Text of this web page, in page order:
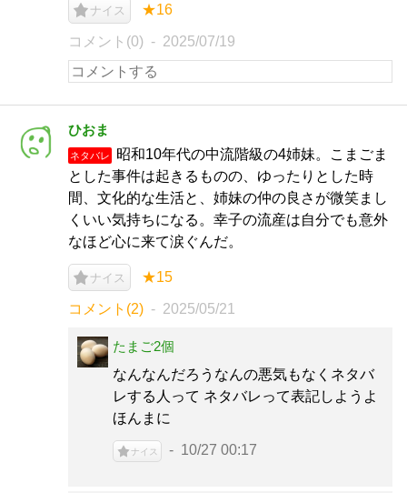
ナイス ★16
コメント(0) 2025/07/19
ひおま
ネタバレ
昭和10年代の中流階級の4姉妹。こまごま
とした事件は起きるものの、ゆったりとした時
間、文化的な生活と、姉妹の仲の良さが微笑まし
くいい気持ちになる。幸子の流産は自分でも意外
なほど心に来て涙ぐんだ。
ナイス ★15
コメント(2) 2025/05/21
たまご2個
なんなんだろうなんの悪気もなくネタバ
レする人って ネタバレって表記しようよ
ほんまに
ナイス 10/27 00:17